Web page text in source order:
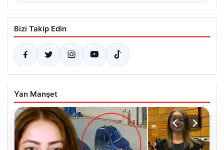
Bizi Takip Edin
Yan Manşet